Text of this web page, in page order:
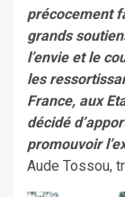
précocement
grands
l’envie et le
les
France, aux
décidé
promouvoir
Aude Tossou,